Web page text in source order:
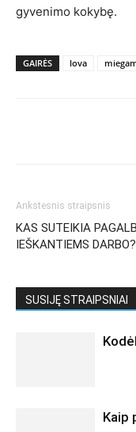
gyvenimo kokybę.
GAIRĖS lova
Ankstesnis straipsnis
KAS SUTEIKIA
IEŠKANTIEMS DARBO?
SUSIJĘ STRAIPSNIAI
Kaip